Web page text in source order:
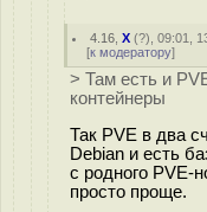
4.16 ,Х (?), 09:01,
[к модератору]
> Там есть и
контейнеры
Так PVE в два
Debian и есть
с родного PVE-
просто проще.